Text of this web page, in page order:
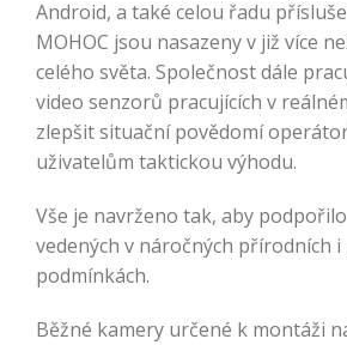
Android, a také celou řadu
MOHOC jsou nasazeny v již více
celého světa. Společnost dále
video senzorů pracujících v
zlepšit situační povědomí
uživatelům taktickou výhodu.
Vše je navrženo tak, aby
vedených v náročných přírodních i
podmínkách.
Běžné kamery určené k montáži